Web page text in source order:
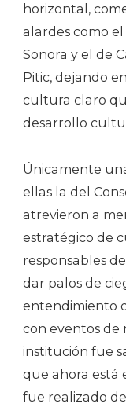
horizontal,
alardes como
Sonora y el de
Pitic, dejando
cultura claro
desarrollo
Únicamente
ellas la del
atrevieron a
estratégico de
responsables
dar palos de
entendimiento
con eventos de
institución fue
que ahora está
fue realizado